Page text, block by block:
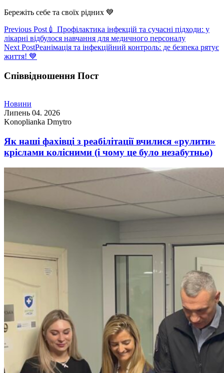
Бережіть себе та своїх рідних 💙
Навігація
записів
Previous Post 💉 Профілактика інфекцій та сучасні підходи: у
лікарні відбулося навчання для медичного персоналу
Next PostРеанімація та інфекційний контроль: де безпека рятує
життя! 💙
Співвідношення Пост
Новини
Липень 04. 2026
Konoplianka Dmytro
Як наші фахівці з реабілітації вчилися «рулити»
кріслами колісними (і чому це було незабутньо)